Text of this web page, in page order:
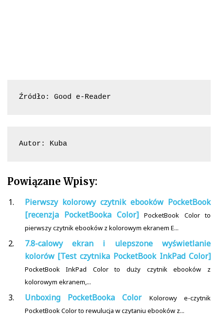
Źródło: Good e-Reader
Autor: Kuba
Powiązane Wpisy:
Pierwszy kolorowy czytnik ebooków PocketBook
[recenzja PocketBooka Color]
PocketBook Color to
pierwszy czytnik ebooków z kolorowym ekranem E...
7.8-calowy ekran i ulepszone wyświetlanie
kolorów [Test czytnika PocketBook InkPad Color]
PocketBook InkPad Color to duży czytnik ebooków z
kolorowym ekranem,...
Unboxing PocketBooka Color
Kolorowy e-czytnik
PocketBook Color to rewulucja w czytaniu ebooków z...